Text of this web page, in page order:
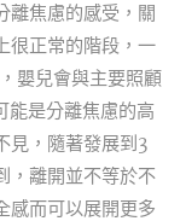
離焦慮的感受，關
很正常的階段，一
嬰兒會與主要照顧
能是分離焦慮的高
見，隨著發展到3
，離開並不等於不
感而可以展開更多